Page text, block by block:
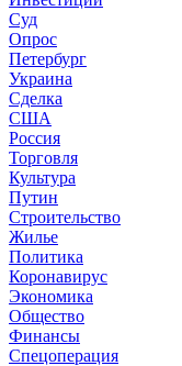
Суд
Опрос
Петербург
Украина
Сделка
США
Россия
Торговля
Культура
Путин
Строительство
Жилье
Политика
Коронавирус
Экономика
Общество
Финансы
Спецоперация